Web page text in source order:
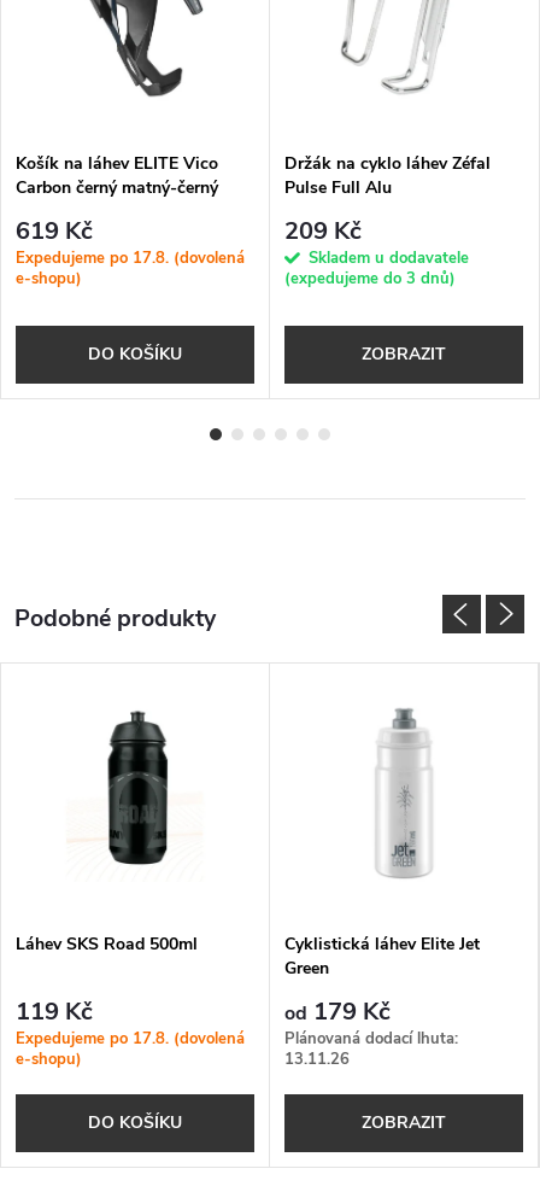
Košík na láhev ELITE Vico
Carbon černý matný-černý
619 Kč
Expedujeme po 17.8. (dovolená
e-shopu)
DO KOŠÍKU
Držák na cyklo láhev Zéfal
Pulse Full Alu
209 Kč
Skladem u dodavatele
(expedujeme do 3 dnů)
ZOBRAZIT
Láhev SKS Road 500ml
119 Kč
Expedujeme po 17.8. (dovolená
e-shopu)
DO KOŠÍKU
Cyklistická láhev Elite Jet
Green
od 179 Kč
Plánovaná dodací lhuta:
13.11.26
ZOBRAZIT